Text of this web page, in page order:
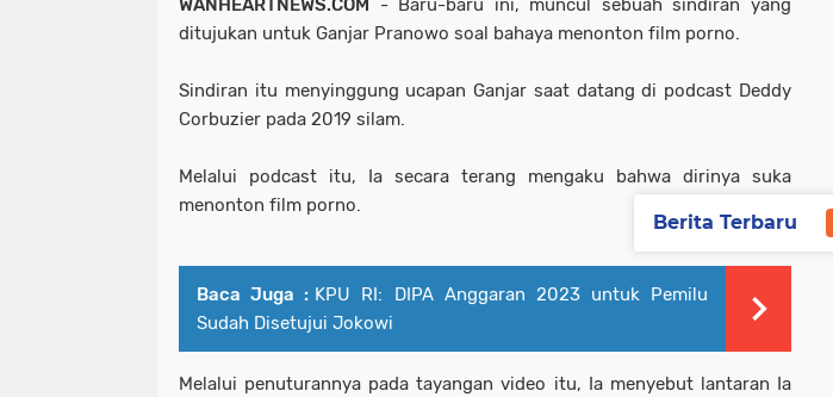
WANHEARTNEWS.COM - Baru-baru ini, muncul sebuah sindiran yang
ditujukan untuk Ganjar Pranowo soal bahaya menonton film porno.
Sindiran itu menyinggung ucapan Ganjar saat datang di podcast Deddy
Corbuzier pada 2019 silam.
Melalui podcast itu, Ia secara terang mengaku bahwa dirinya suka
menonton film porno.
Baca Juga : KPU RI: DIPA Anggaran 2023 untuk Pemilu
Sudah Disetujui Jokowi
Melalui penuturannya pada tayangan video itu, Ia menyebut lantaran Ia
Berita Terbaru